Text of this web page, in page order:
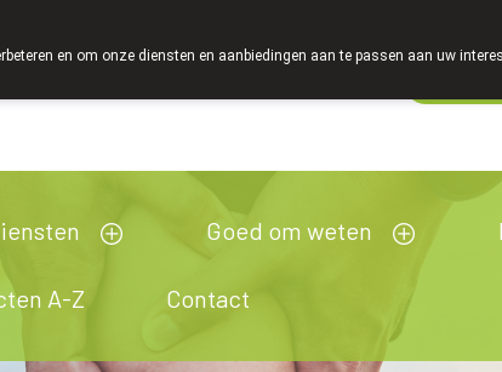
Goed om weten
A-Z Contact
en om onze diensten en aanbiedingen aan te passen aan uw